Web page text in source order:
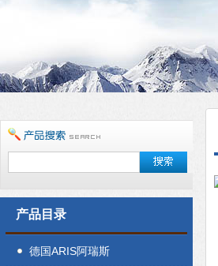
产品目录
德国ARIS阿瑞斯